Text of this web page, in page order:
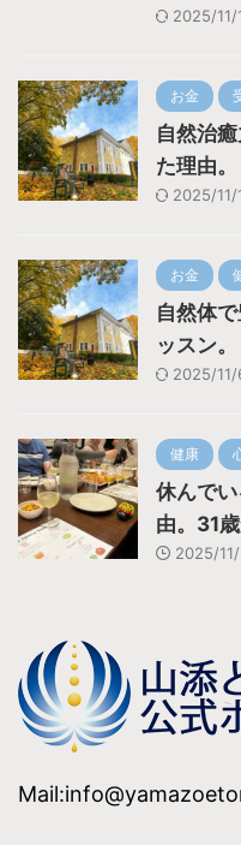
2025/11/
お金
自然治
た理由。
2025/11/
お金
自然体
ッスン。
2025/11/
健康
休んで
由。31
2025/